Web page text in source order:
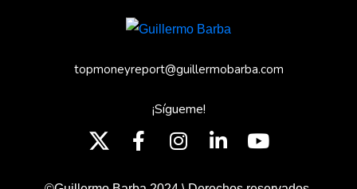
topmoneyreport@guillermobarba.com
¡Sígueme!